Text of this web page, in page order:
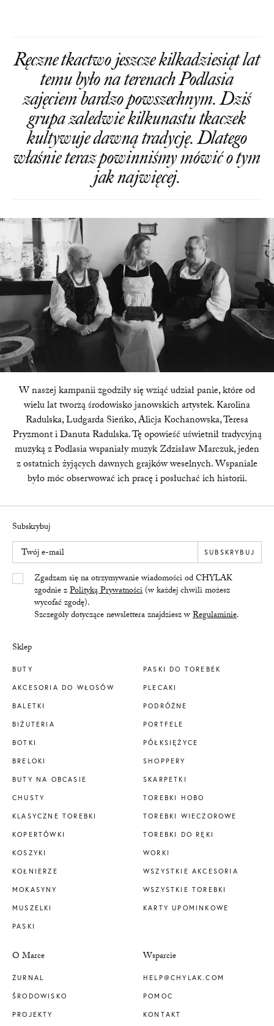
Ręczne tkactwo jeszcze kilkadziesiąt lat
temu było na terenach Podlasia
zajęciem bardzo powszechnym. Dziś
grupa zaledwie kilkunastu tkaczek
kultywuje dawną tradycję. Dlatego
właśnie teraz powinniśmy mówić o tym
jak najwięcej.
W naszej kampanii zgodziły się wziąć udział panie, które od
wielu lat tworzą środowisko janowskich artystek. Karolina
Radulska, Ludgarda Sieńko, Alicja Kochanowska, Teresa
Pryzmont i Danuta Radulska. Tę opowieść uświetnił tradycyjną
muzyką z Podlasia wspaniały muzyk Zdzisław Marczuk, jeden
z ostatnich żyjących dawnych grajków weselnych. Wspaniale
było móc obserwować ich pracę i posłuchać ich historii.
Sklep
BUTY
AKCESORIA DO WŁOSÓW
BALETKI
BIŻUTERIA
BOTKI
BRELOKI
BUTY NA OBCASIE
CHUSTY
KLASYCZNE TOREBKI
KOPERTÓWKI
KOSZYKI
KOŁNIERZE
MOKASYNY
MUSZELKI
PASKI
PASKI DO TOREBEK
PLECAKI
PODRÓŻNE
PORTFELE
PÓŁKSIĘŻYCE
SHOPPERY
SKARPETKI
TOREBKI HOBO
TOREBKI WIECZOROWE
TOREBKI DO RĘKI
WORKI
WSZYSTKIE AKCESORIA
WSZYSTKIE TOREBKI
KARTY UPOMINKOWE
O Marce
ŻURNAL
ŚRODOWISKO
PROJEKTY
Wsparcie
HELP@CHYLAK.COM
POMOC
KONTAKT
Subskrybuj
Twój e-mail
Yes/TakZgadzam się na otrzymywanie wiadomości od CHYLAK
zgodnie zPolityką Prywatności(w każdej chwili możesz
wycofać zgodę).
Szczegóły dotyczące newslettera znajdziesz wRegulaminie.
SUBSKRYBUJ